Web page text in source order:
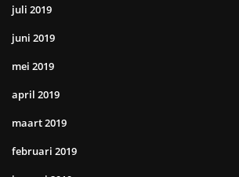
juli 2019
juni 2019
mei 2019
april 2019
maart 2019
februari 2019